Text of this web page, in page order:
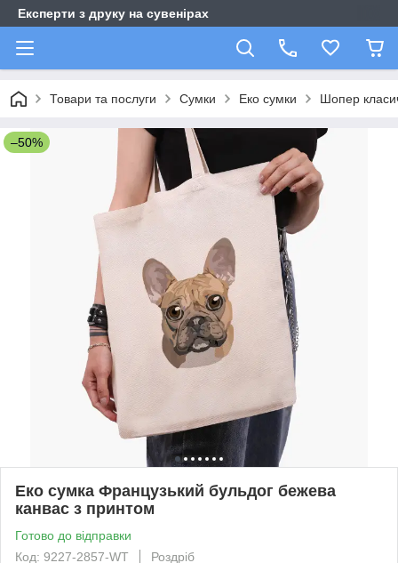
Експерти з друку на сувенірах
Товари та послуги Сумки Еко сумки Шопер
–50%
Еко сумка Французький бульдог бежева
канвас з принтом
Готово до відправки
Код: 9227-2857-WT
Роздріб